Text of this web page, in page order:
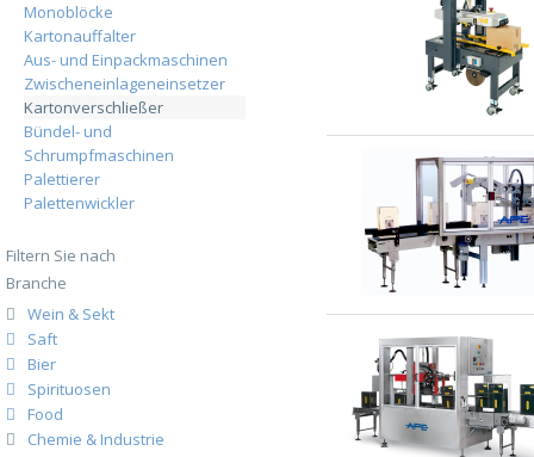
Monoblöcke
Kartonauffalter
Aus- und Einpackmaschinen
Zwischeneinlageneinsetzer
Kartonverschließer
Bündel- und
Schrumpfmaschinen
Palettierer
Palettenwickler
Filtern Sie nach
Branche
Wein & Sekt
Saft
Bier
Spirituosen
Food
Chemie & Industrie